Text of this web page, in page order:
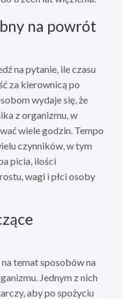
na powrót
na pytanie, ile czasu
za kierownicą po
wydaje się, że
z organizmu, w
wiele godzin. Tempo
czynników, w tym
picia, ilości
wagi i płci osoby
temat sposobów na
Jednym z nich
aby po spożyciu